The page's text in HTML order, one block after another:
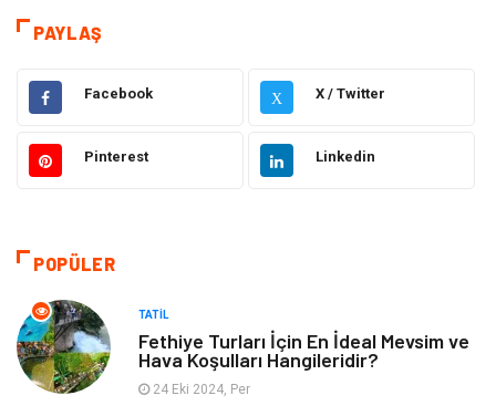
Eğitim & Kariyer
Hukuk Moda
Gündem Elektronik
Dekorasyon
Tatil
Alışveriş Gençlik & Eğlence
PAYLAŞ
Facebook X X / Twitter
Pinterest Linkedin
POPÜLER
TATIL
Fethiye Turları İçin En İdeal Mevsim ve
Hava Koşulları Hangileridir?
24 Eki 2024, Per